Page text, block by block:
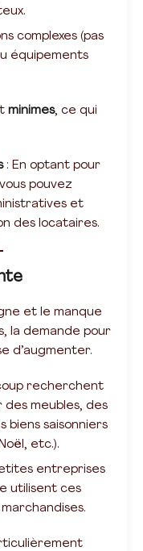
complexes (pas
équipements
minimes, ce qui
: En optant pour
pouvez
et
des locataires.
et le manque
la demande pour
d’augmenter.
recherchent
meubles, des
biens saisonniers
etc.).
entreprises
utilisent ces